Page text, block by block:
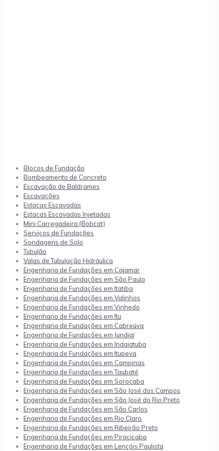
Blocos de Fundação
Bombeamento de Concreto
Escavação de Baldrames
Escavações
Estacas Escavadas
Estacas Escavadas Injetadas
Mini Carregadeira (Bobcat)
Serviços de Fundações
Sondagens de Solo
Tubulão
Valas de Tubulação Hidráulica
Engenharia de Fundações em Cajamar
Engenharia de Fundações em São Paulo
Engenharia de Fundações em Itatiba
Engenharia de Fundações em Valinhos
Engenharia de Fundações em Vinhedo
Engenharia de Fundações em Itu
Engenharia de Fundações em Cabreúva
Engenharia de Fundações em Jundiaí
Engenharia de Fundações em Indaiatuba
Engenharia de Fundações em Itupeva
Engenharia de Fundações em Campinas
Engenharia de Fundações em Taubaté
Engenharia de Fundações em Sorocaba
Engenharia de Fundações em São José dos Campos
Engenharia de Fundações em São José do Rio Preto
Engenharia de Fundações em São Carlos
Engenharia de Fundações em Rio Claro
Engenharia de Fundações em Ribeirão Preto
Engenharia de Fundações em Piracicaba
Engenharia de Fundações em Lençóis Paulista